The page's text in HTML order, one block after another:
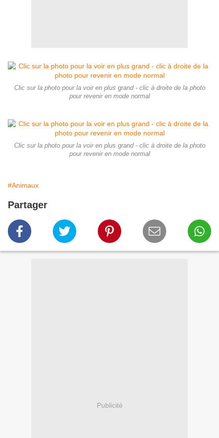
Clic sur la photo pour la voir en plus grand - clic à droite de la photo
pour revenir en mode normal
Clic sur la photo pour la voir en plus grand - clic à droite de la photo
pour revenir en mode normal
#Animaux
Partager
Publicité